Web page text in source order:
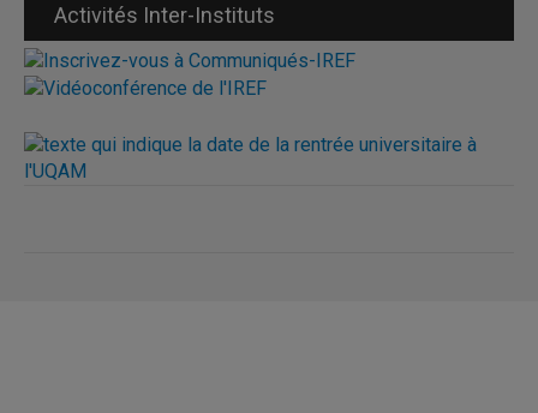
Activités Inter-Instituts